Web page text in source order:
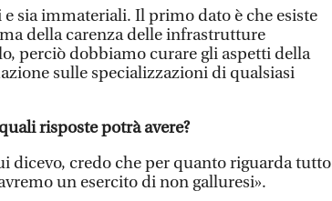
sia immateriali. Il primo dato è che esiste
della carenza delle infrastrutture
perciò dobbiamo curare gli aspetti della
sulle specializzazioni di qualsiasi
risposte potrà avere?
dicevo, credo che per quanto riguarda tutto
un esercito di non galluresi».